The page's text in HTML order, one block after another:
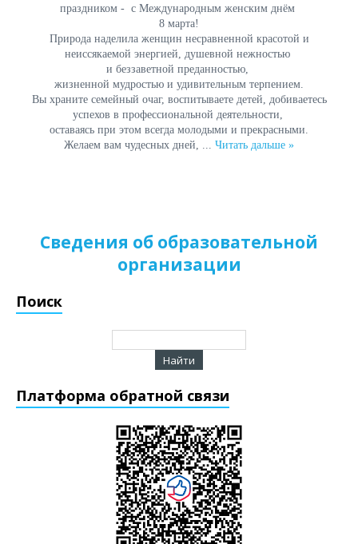
праздником - с Международным женским днём
8 марта!
Природа наделила женщин несравненной красотой и
неиссякаемой энергией, душевной нежностью
и беззаветной преданностью,
жизненной мудростью и удивительным терпением.
Вы храните семейный очаг, воспитываете детей, добиваетесь
успехов в профессиональной деятельности,
оставаясь при этом всегда молодыми и прекрасными.
Желаем вам чудесных дней, ... Читать дальше »
Сведения об образовательной
организации
Поиск
Платформа обратной связи